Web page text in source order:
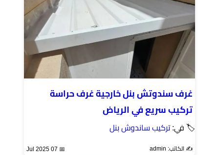
غرف سندوتش بنل خارجية غرف حراسة
تركيب سريع في الرياض
🏷 في:تركيب ساندوش بنل
✍️ الكاتب: admin 📅 07 Jul 2025